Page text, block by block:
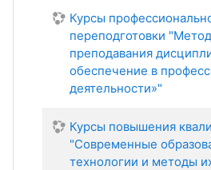
Курсы
переподготовки
преподавания
обеспечение в
деятельности»"
Курсы повышения
"Современные
технологии и методы